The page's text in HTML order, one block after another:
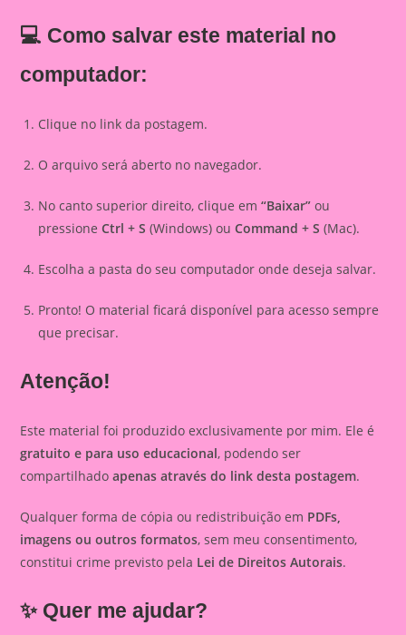
💻 Como salvar este material no
computador:
Clique no link da postagem.
O arquivo será aberto no navegador.
No canto superior direito, clique em“Baixar” ou
pressioneCtrl + S (Windows) ouCommand + S (Mac).
Escolha a pasta do seu computador onde deseja salvar.
Pronto! O material ficará disponível para acesso sempre
que precisar.
Atenção!
Este material foi produzido exclusivamente por mim. Ele é
gratuito e para uso educacional, podendo ser
compartilhadoapenas através do link desta postagem.
Qualquer forma de cópia ou redistribuição em PDFs,
imagens ou outros formatos, sem meu consentimento,
constitui crime previsto pela Lei de Direitos Autorais.
✨ Quer me ajudar?